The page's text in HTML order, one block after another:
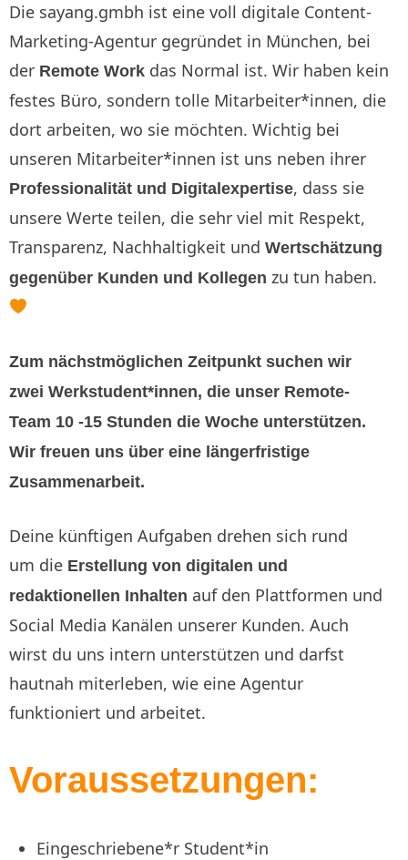
Die sayang.gmbh ist eine voll digitale Content-
Marketing-Agentur gegründet in München, bei
der Remote Work das Normal ist. Wir haben kein
festes Büro, sondern tolle Mitarbeiter*innen, die
dort arbeiten, wo sie möchten. Wichtig bei
unseren Mitarbeiter*innen ist uns neben ihrer
Professionalität und Digitalexpertise, dass sie
unsere Werte teilen, die sehr viel mit Respekt,
Transparenz, Nachhaltigkeit und Wertschätzung
gegenüber Kunden und Kollegen zu tun haben.
Zum nächstmöglichen Zeitpunkt suchen wir
zwei Werkstudent*innen, die unser Remote-
Team 10 -15 Stunden die Woche unterstützen.
Wir freuen uns über eine längerfristige
Zusammenarbeit.
Deine künftigen Aufgaben drehen sich rund
um die Erstellung von digitalen und
redaktionellen Inhalten auf den Plattformen und
Social Media Kanälen unserer Kunden. Auch
wirst du uns intern unterstützen und darfst
hautnah miterleben, wie eine Agentur
funktioniert und arbeitet.
Voraussetzungen:
Eingeschriebene*r Student*in